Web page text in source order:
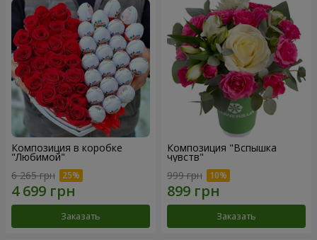
Композиция в коробке
"Любимой"
6 265 грн
Заказать
Композиция "Вспышка
чувств"
999 грн
Заказать